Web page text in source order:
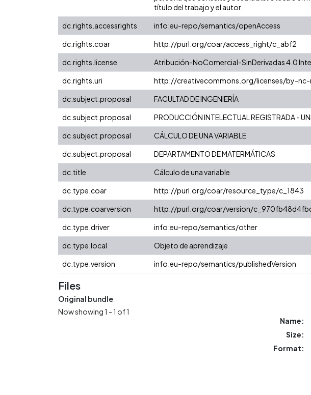
título del trabajo y el autor.
dc.rights.accessrights info:eu-repo/semantics/openAccess
dc.rights.coar
http://purl.org/coar/access_right/c_abf2
dc.rights.license
Atribución-NoComercial-SinDerivadas 4.0
dc.rights.uri
http://creativecommons.org/licenses/by-
dc.subject.proposal
FACULTAD DE INGENIERÍA
dc.subject.proposal
PRODUCCIÓN INTELECTUAL REGISTRADA -
dc.subject.proposal
CÁLCULO DE UNA VARIABLE
dc.subject.proposal
DEPARTAMENTO DE MATERMÁTICAS
dc.title
Cálculo de una variable
dc.type.coar
http://purl.org/coar/resource_type/c_1843
dc.type.coarversion
http://purl.org/coar/version/
dc.type.driver
info:eu-repo/semantics/other
dc.type.local
Objeto de aprendizaje
dc.type.version
info:eu-repo/semantics/publishedVersion
Files
Original bundle
Now showing1 - 1 of 1
Name:
Size:
Format: